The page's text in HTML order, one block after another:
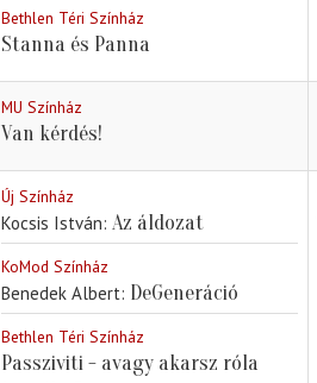
Bethlen Téri Színház
Stanna és Panna
MU Színház
Van kérdés!
Új Színház
Kocsis István Az áldozat
KoMod Színház
Benedek Albert DeGeneráció
Bethlen Téri Színház
Passziviti - avagy akarsz róla